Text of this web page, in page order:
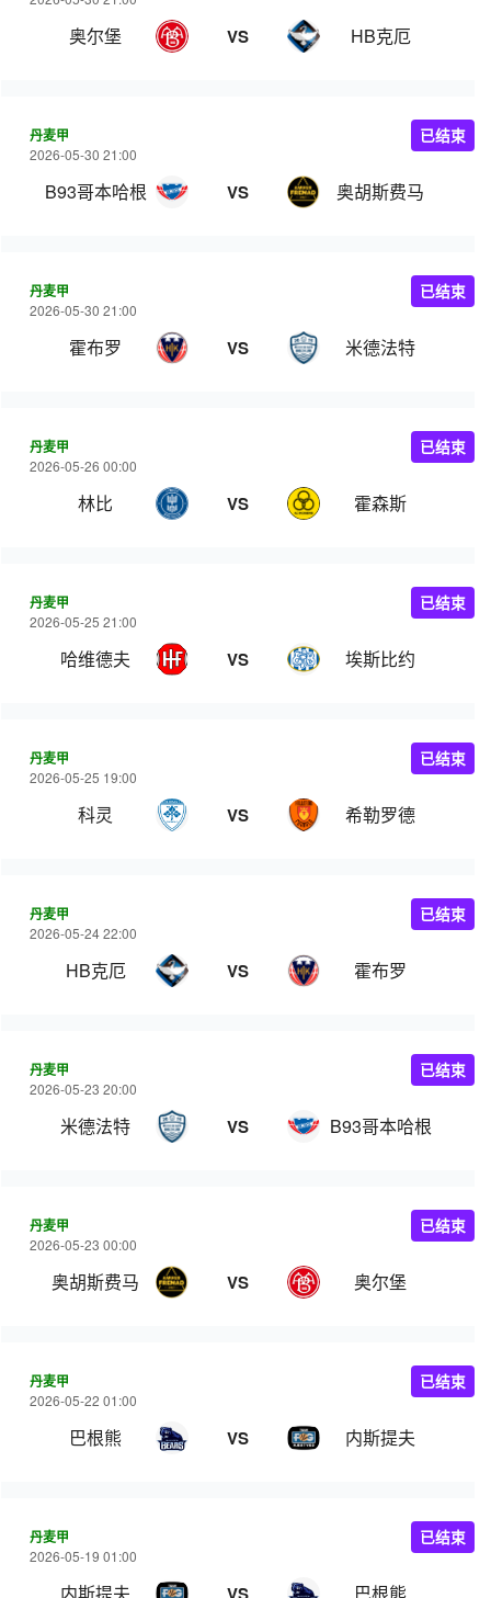
奥尔堡 VS HB克厄
丹麦甲
2026-05-30 21:00
B93哥本哈根 VS 奥胡斯费马
已结束
丹麦甲
2026-05-30 21:00
霍布罗 VS 米德法特
已结束
丹麦甲
2026-05-26 00:00
林比 VS 霍森斯
已结束
丹麦甲
2026-05-25 21:00
哈维德夫 VS 埃斯比约
已结束
丹麦甲
2026-05-25 19:00
科灵 VS 希勒罗德
已结束
丹麦甲
2026-05-24 22:00
HB克厄 VS 霍布罗
已结束
丹麦甲
2026-05-23 20:00
米德法特 VS B93哥本哈根
已结束
丹麦甲
2026-05-23 00:00
奥胡斯费马 VS 奥尔堡
已结束
丹麦甲
2026-05-22 01:00
巴根熊 VS 内斯提夫
已结束
丹麦甲
2026-05-19 01:00
已结束